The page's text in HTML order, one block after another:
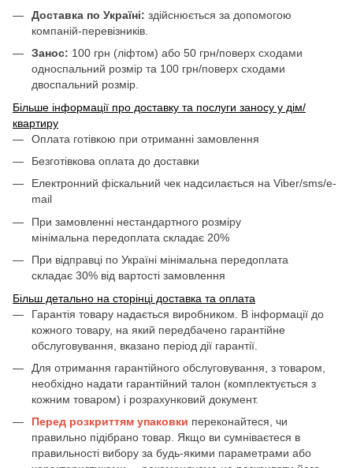
Доставка по Україні: здійснюється за допомогою
компаній-перевізників.
Занос: 100 грн (ліфтом) або 50 грн/поверх сходами
односпальний розмір та 100 грн/поверх сходами
двоспальний розмір.
Більше інформації про доставку та послуги заносу у дім/
квартиру
Оплата готівкою при отриманні замовлення
Безготівкова оплата до доставки
Електронний фіскальний чек надсилається на Viber/sms/e-
mail
При замовленні нестандартного розміру
мінімальна передоплата складає 20%
При відправці по Україні мінімальна передоплата
складає 30% від вартості замовлення
Більш детально на сторінці доставка та оплата
Гарантія товару надається виробником. В інформації до
кожного товару, на який передбачено гарантійне
обслуговування, вказано період дії гарантії.
Для отримання гарантійного обслуговування, з товаром,
необхідно надати гарантійний талон (комплектується з
кожним товаром) і розрахунковий документ.
Перед розкриттям упаковки переконайтеся, чи
правильно підібрано товар. Якщо ви сумніваєтеся в
правильності вибору за будь-якими параметрами або